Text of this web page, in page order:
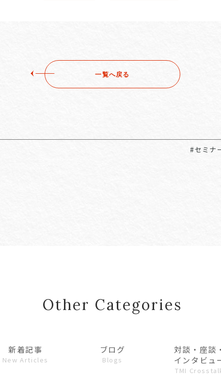
一覧へ戻る
#セミナ
Other Categories
新着記事
New Articles
ブログ
Blogs
対談・座談
インタビュ
TMI